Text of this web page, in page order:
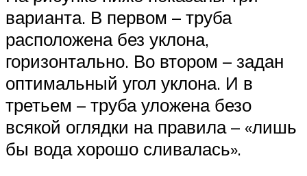
варианта. В первом – труба
расположена без уклона,
горизонтально. Во втором – задан
оптимальный угол уклона. И в
третьем – труба уложена безо
всякой оглядки на правила – «лишь
бы вода хорошо сливалась».